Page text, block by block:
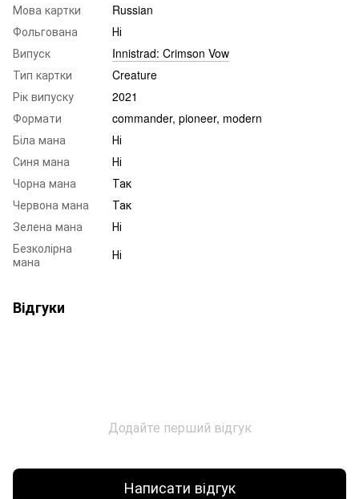
Мова картки
Russian
Фольгована
Ні
Випуск
Innistrad: Crimson Vow
Тип картки
Creature
Рік випуску
2021
Формати
commander, pioneer, modern
Біла мана
Ні
Синя мана
Ні
Чорна мана
Так
Червона мана
Так
Зелена мана
Ні
Безколірна
мана
Ні
Відгуки
Додайте перший відгук
Написати відгук